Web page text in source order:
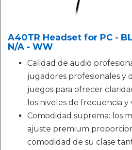
A40TR Headset for PC -
N/A - WW
Calidad de audio
jugadores profesionales y
juegos para ofrecer
los niveles de frecuencia
Comodidad suprema: los
ajuste premium
comodidad de su clase